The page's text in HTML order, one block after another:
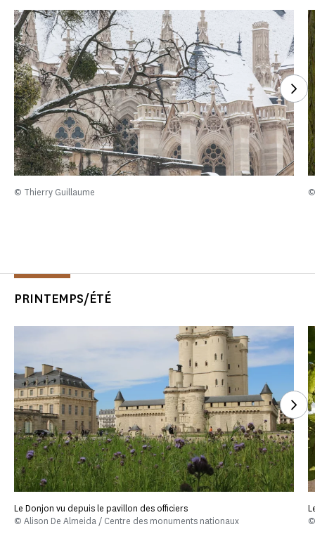
© Thierry Guillaume
PRINTEMPS/ÉTÉ
Le Donjon vu depuis le pavillon des officiers
© Alison De Almeida / Centre des monuments nationaux